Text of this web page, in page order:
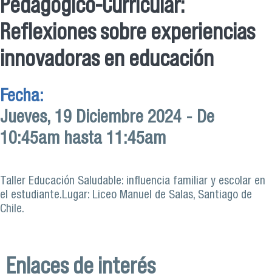
Reflexiones sobre experiencias
innovadoras en educación
Fecha:
Jueves, 19 Diciembre 2024 - De
10:45am hasta 11:45am
Taller Educación Saludable: influencia familiar y escolar en
el estudiante.Lugar: Liceo Manuel de Salas, Santiago de
Chile.
Enlaces de interés